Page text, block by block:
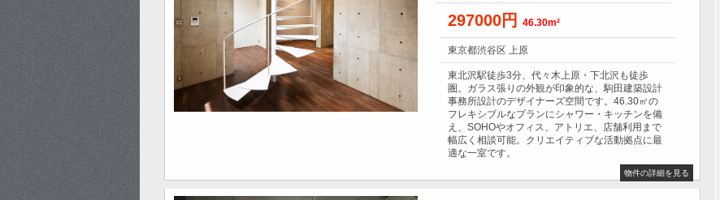
297000円 46.30m²
東京都渋谷区 上原
東北沢駅徒歩3分、代々木上原・下北沢も徒歩
圏。ガラス張りの外観が印象的な、駒田建築設計
事務所設計のデザイナーズ空間です。46.30㎡の
フレキシブルなプランにシャワー・キッチンを備
え、SOHOやオフィス、アトリエ、店舗利用まで
幅広く相談可能。クリエイティブな活動拠点に最
適な一室です。
物件の詳細を見る